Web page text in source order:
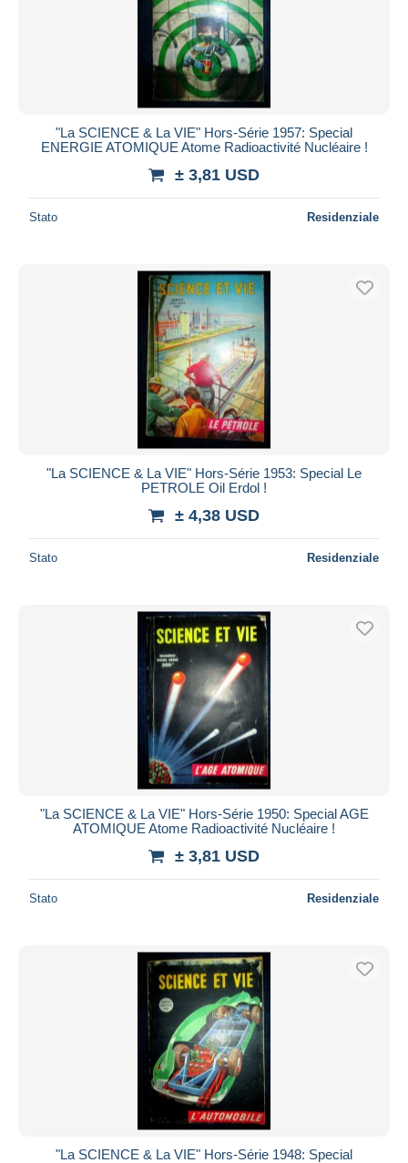
"La SCIENCE & La VIE" Hors-Série 1957: Special
ENERGIE ATOMIQUE Atome Radioactivité Nucléaire !
± 3,81 USD
Stato Residenziale
"La SCIENCE & La VIE" Hors-Série 1953: Special Le
PETROLE Oil Erdol !
± 4,38 USD
Stato Residenziale
"La SCIENCE & La VIE" Hors-Série 1950: Special AGE
ATOMIQUE Atome Radioactivité Nucléaire !
± 3,81 USD
Stato Residenziale
"La SCIENCE & La VIE" Hors-Série 1948: Special